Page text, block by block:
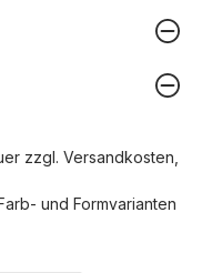
zzgl. Versandkosten
und Formvarianten